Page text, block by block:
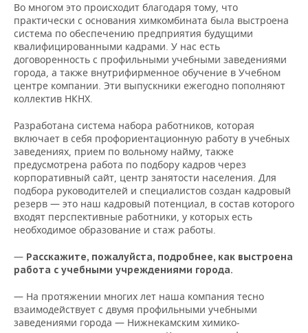
Во многом это происходит благодаря тому, что
практически с основания химкомбината была выстроена
система по обеспечению предприятия будущими
квалифицированными кадрами. У нас есть
договоренность с профильными учебными заведениями
города, а также внутрифирменное обучение в Учебном
центре компании. Эти выпускники ежегодно пополняют
коллектив НКНХ.
Разработана система набора работников, которая
включает в себя профориентационную работу в учебных
заведениях, прием по вольному найму, также
предусмотрена работа по подбору кадров через
корпоративный сайт, центр занятости населения. Для
подбора руководителей и специалистов создан кадровый
резерв — это наш кадровый потенциал, в состав которого
входят перспективные работники, у которых есть
необходимое образование и стаж работы.
— Расскажите, пожалуйста, подробнее, как выстроена
работа с учебными учреждениями города.
— На протяжении многих лет наша компания тесно
взаимодействует с двумя профильными учебными
заведениями города — Нижнекамским химико-